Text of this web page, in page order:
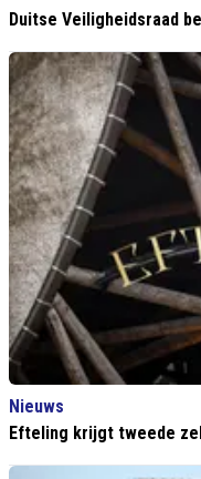
Duitse Veiligheidsraad
Nieuws
Efteling krijgt tweede